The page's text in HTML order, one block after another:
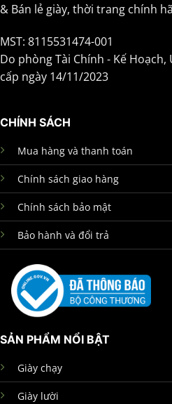
& Bán lẻ giày, thời trang chính
MST: 8115531474-001
Do phòng Tài Chính - Kế
cấp ngày 14/11/2023
CHÍNH SÁCH
Mua hàng và thanh toán
Chính sách giao hàng
Chính sách bảo mật
Bảo hành và đổi trả
SẢN PHẨM NỔI BẬT
Giày chạy
Giày lười